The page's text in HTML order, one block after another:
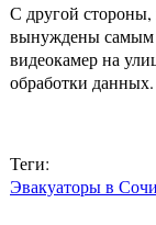
С другой стороны,
вынуждены самым
видеокамер на
обработки данных.
Теги:
Эвакуаторы в Сочи